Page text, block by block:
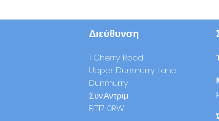
Διεύθυνση
1 Cherry Road
Upper Dunmurry Lane
Dunmurry
Συν.Αντριμ
BT17 0RW